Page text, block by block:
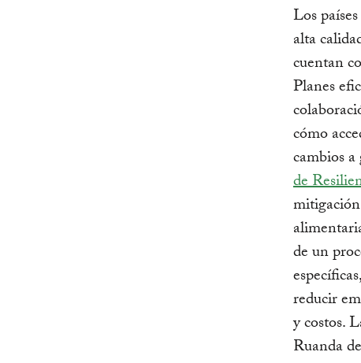
Los
alta
cuentan
Planes
cómo
cambios
de
de un
reducir
y costos.
Ruanda